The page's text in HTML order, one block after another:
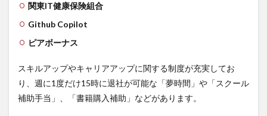
関東IT健康保険組合
Github Copilot
ピアボーナス
スキルアップやキャリアアップに関する制度が充実してお
り、週に1度だけ15時に退社が可能な「夢時間」や「スクール
補助手当」、「書籍購入補助」などがあります。